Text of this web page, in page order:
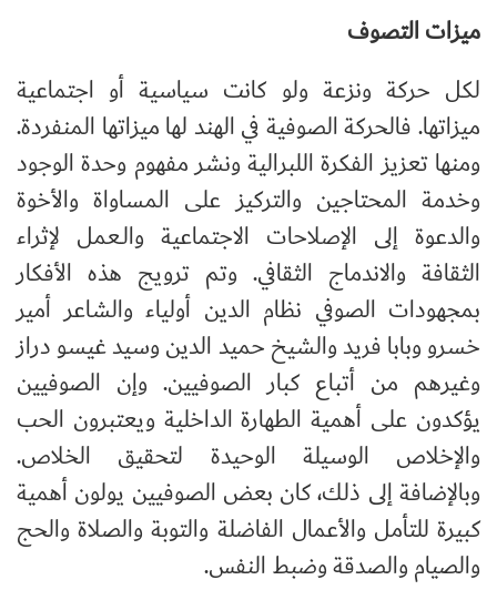
ميزات التصوف
لكل حركة ونزعة ولو كانت سياسية أو اجتماعية
ميزاتها. فالحركة الصوفية في الهند لها ميزاتها المنفردة.
ومنها تعزيز الفكرة اللبرالية ونشر مفهوم وحدة الوجود
وخدمة المحتاجين والتركيز على المساواة والأخوة
والدعوة إلى الإصلاحات الاجتماعية والـعمل لإثراء
الثقافة والاندماج الثقافي. وتم ترويج هذه الأفكار
بمجهودات الصوفي نظام الدين أولياء والشاعر أمير
خسرو وبابا فريد والشيخ حميد الدين وسيد غيسو دراز
وغيرهم من أتباع كبار الصوفيين. وإن الصوفيين
يؤكدون على أهمية الطهارة الداخلية ويعتبرون الحب
والإخلاص الوسيلة الوحيدة لتحقيق الخلاص.
وبالإضافة إلى ذلك، كان بعض الصوفيين يولون أهمية
كبيرة للتأمل والأعمال الفاضلة والتوبة والصلاة والحج
والصيام والصدقة وضبط النفس.